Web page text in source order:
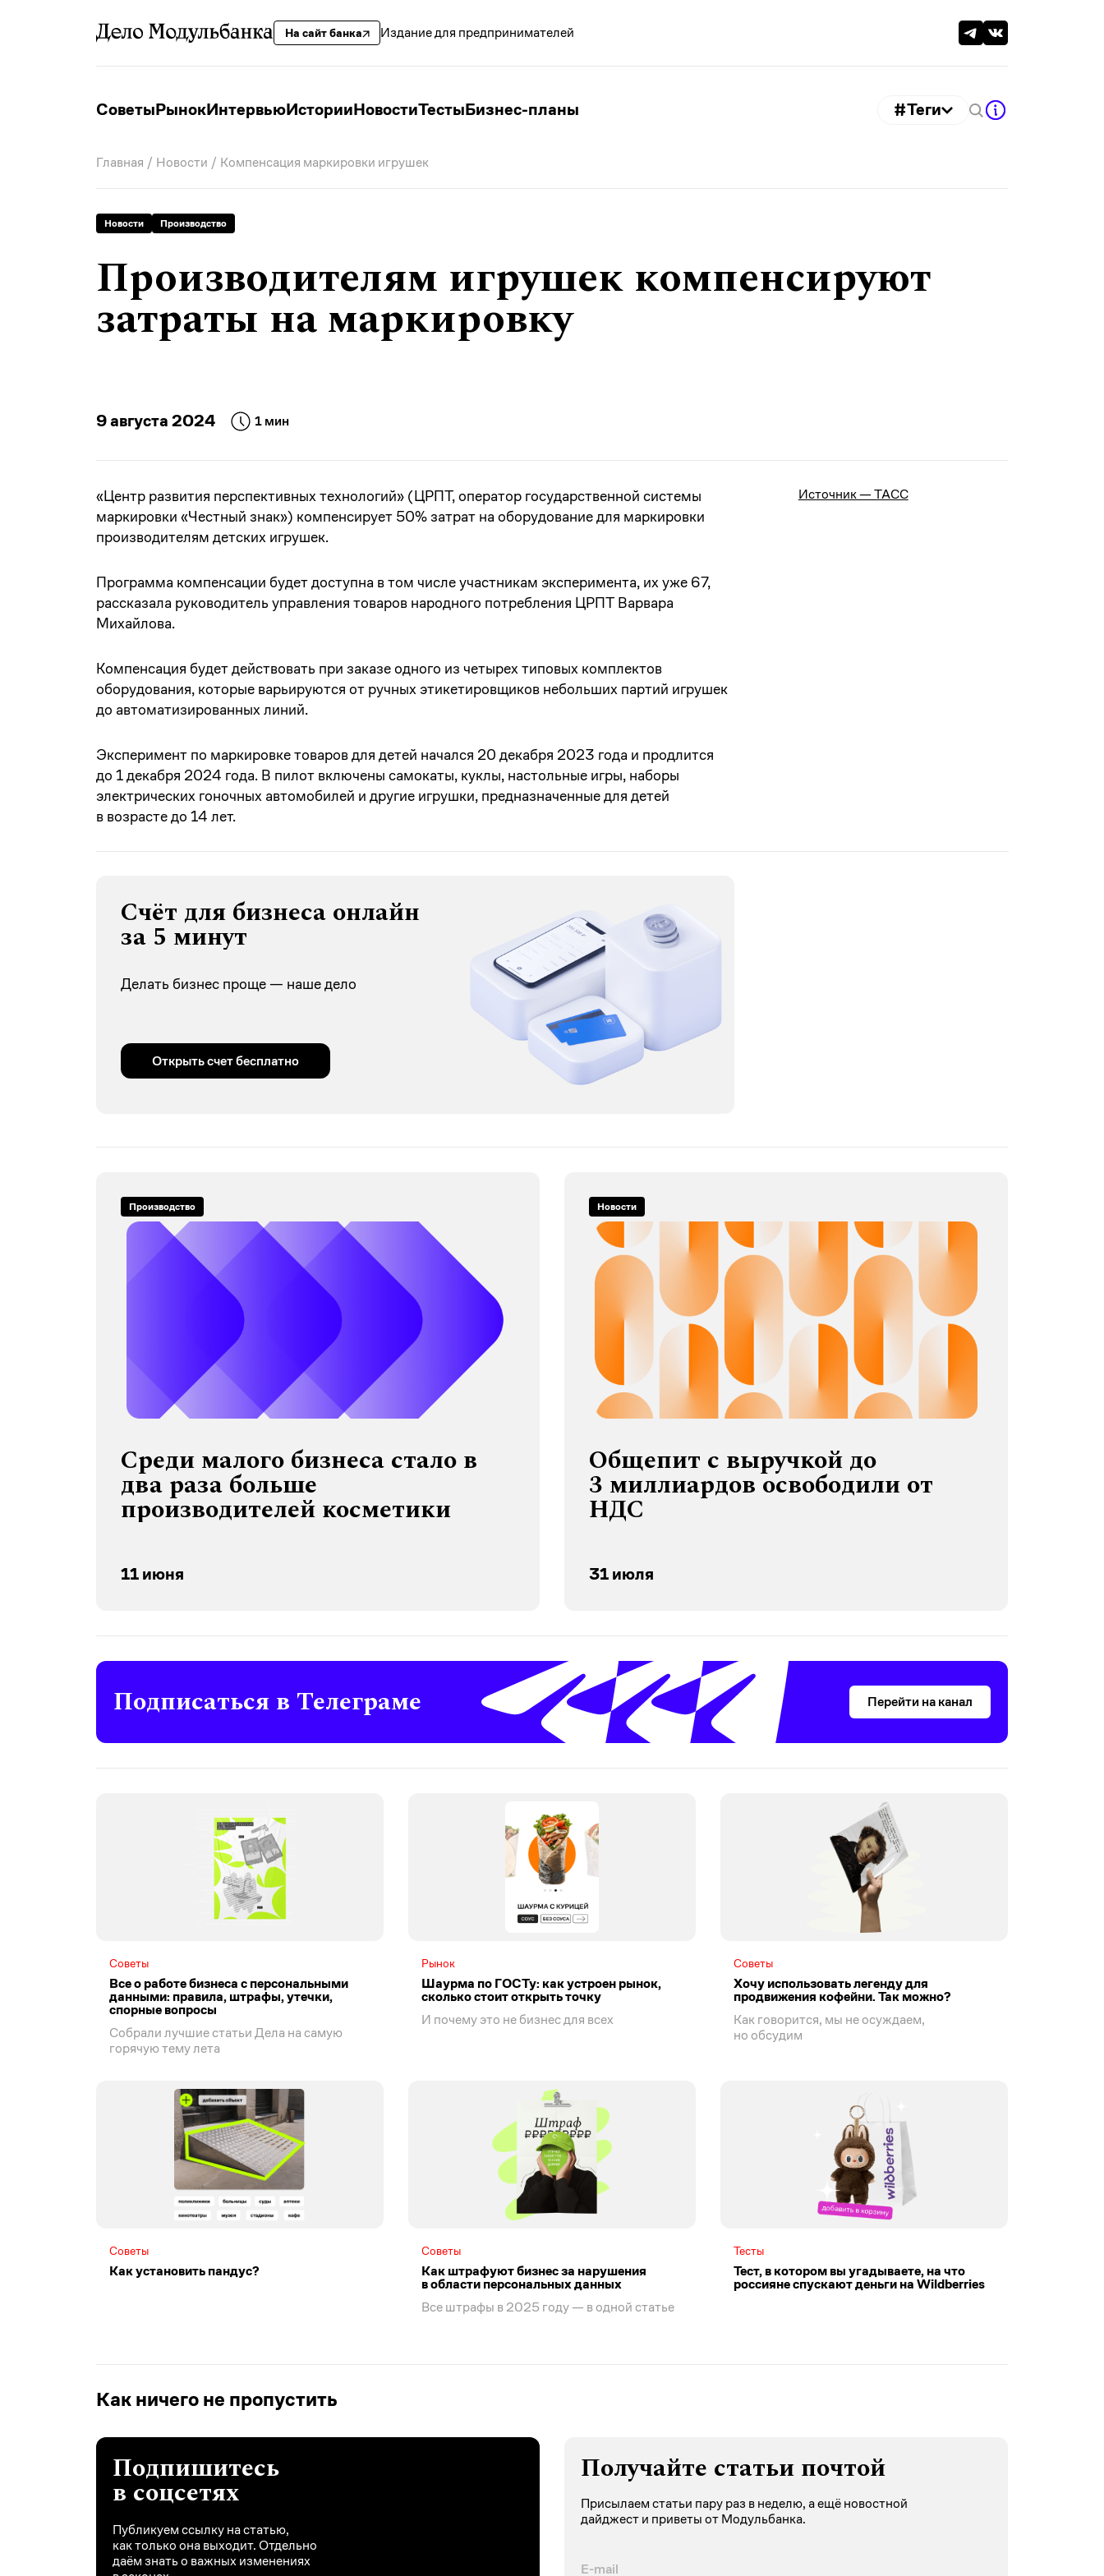
На сайт банка Издание для предпринимателей
СоветыРынокИнтервьюИсторииНовостиТестыБизнес-планы #Теги
Главная / Новости / Компенсация маркировки игрушек
Новости Производство
Производителям игрушек компенсируют
затраты на маркировку
9 августа 2024 1 мин
Источник — ТАСС
«Центр развития перспективных технологий» (ЦРПТ, оператор государственной системы
маркировки «Честный знак») компенсирует 50% затрат на оборудование для маркировки
производителям детских игрушек.
Программа компенсации будет доступна в том числе участникам эксперимента, их уже 67,
рассказала руководитель управления товаров народного потребления ЦРПТ Варвара
Михайлова.
Компенсация будет действовать при заказе одного из четырех типовых комплектов
оборудования, которые варьируются от ручных этикетировщиков небольших партий игрушек
до автоматизированных линий.
Эксперимент по маркировке товаров для детей начался 20 декабря 2023 года и продлится
до 1 декабря 2024 года. В пилот включены самокаты, куклы, настольные игры, наборы
электрических гоночных автомобилей и другие игрушки, предназначенные для детей
в возрасте до 14 лет.
Счёт для бизнеса онлайн
за 5 минут
Делать бизнес проще — наше дело
Открыть счет бесплатно
Производство
Среди малого бизнеса стало в
два раза больше
производителей косметики
11 июня
Новости
Общепит с выручкой до
3 миллиардов освободили от
НДС
31 июля
Подписаться в Телеграме Перейти на канал
Советы
Все о работе бизнеса с персональными
данными: правила, штрафы, утечки,
спорные вопросы
Собрали лучшие статьи Дела на самую
горячую тему лета
Рынок
Шаурма по ГОСТу: как устроен рынок,
сколько стоит открыть точку
И почему это не бизнес для всех
Советы
Хочу использовать легенду для
продвижения кофейни. Так можно?
Как говорится, мы не осуждаем,
но обсудим
Советы
Как установить пандус?
Советы
Как штрафуют бизнес за нарушения
в области персональных данных
Все штрафы в 2025 году — в одной статье
Тесты
Тест, в котором вы угадываете, на что
россияне спускают деньги на Wildberries
Как ничего не пропустить
Подпишитесь
в соцсетях
Публикуем ссылку на статью,
как только она выходит. Отдельно
даём знать о важных изменениях
Получайте статьи почтой
Присылаем статьи пару раз в неделю, а ещё новостной
дайджест и приветы от Модульбанка.